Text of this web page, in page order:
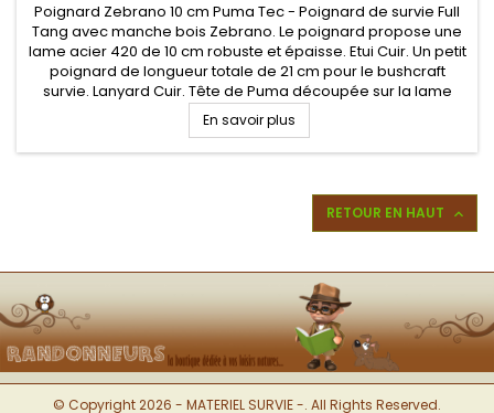
Poignard Zebrano 10 cm Puma Tec - Poignard de survie Full
Tang avec manche bois Zebrano. Le poignard propose une
lame acier 420 de 10 cm robuste et épaisse. Etui Cuir. Un petit
poignard de longueur totale de 21 cm pour le bushcraft
survie. Lanyard Cuir. Tête de Puma découpée sur la lame
En savoir plus
RETOUR EN HAUT 
© Copyright 2026 - MATERIEL SURVIE -. All Rights Reserved.